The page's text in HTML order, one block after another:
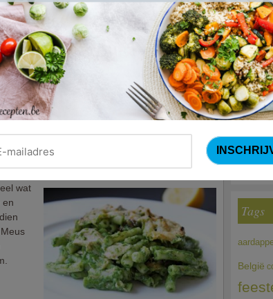
wat
en
(Sandra
Tags
België